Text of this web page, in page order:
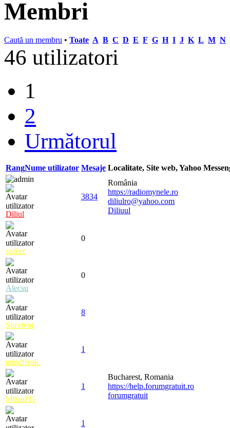
Membri
Caută un membru • Toate A B C D E F G H I J K L M N
46 utilizatori
1
2
Următorul
RangNume utilizator Mesaje Localitate, Site web, Yahoo
Diliul
3834
România
https://radiomynele.ro
diliulro@yahoo.com
Diliuul
sniker
0
Alecsu
0
Survivor
8
mindfreak.
1
MihaiFG
1
Bucharest, Romania
https://help.forumgratuit.ro
forumgratuit
1